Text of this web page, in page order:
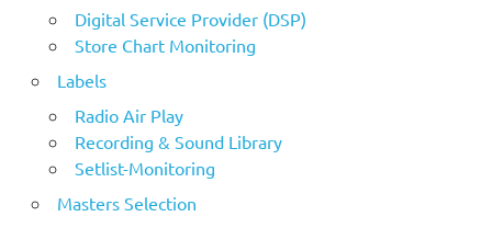
Digital Service Provider (DSP)
Store Chart Monitoring
Labels
Radio Air Play
Recording & Sound Library
Setlist-Monitoring
Masters Selection